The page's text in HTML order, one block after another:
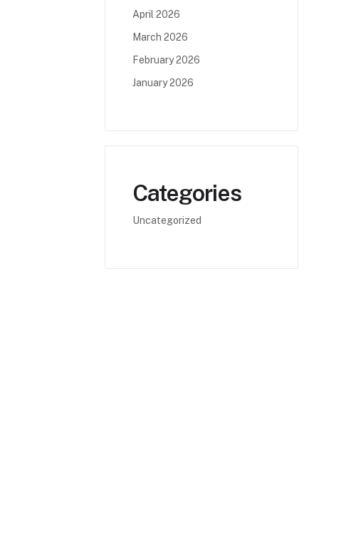
April 2026
March 2026
February 2026
January 2026
Categories
Uncategorized